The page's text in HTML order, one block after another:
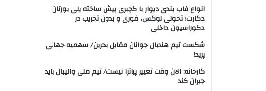
انواع قاب بندی دیوار با گچبری پیش ساخته پلی یورتان
دکارت؛ تحولی لوکس، فوری و بدون تخریب در
دکوراسیون داخلی
شکست تیم هندبال جوانان مقابل بحرین/ سهمیه جهانی
پرید!
کارخانه: الان وقت تغییر پیاتزا نیست/ تیم ملی والیبال باید
جبران کند